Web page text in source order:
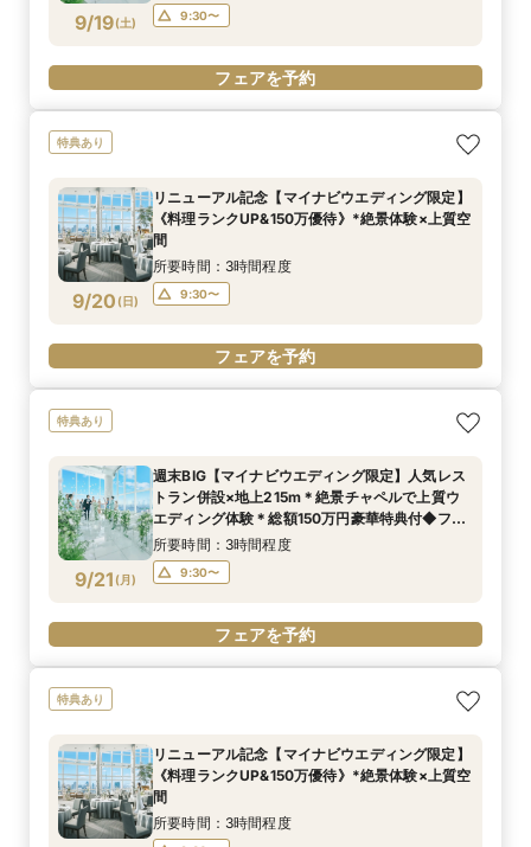
9/19(土) 9:30〜
フェアを予約
特典あり
9/20 (日)
リニューアル記念【マイナビウエディング限定】
《料理ランクUP&150万優待》*絶景体験×上質空
間
所要時間：3時間程度
9:30〜
フェアを予約
特典あり
9/21 (月)
週末BIG【マイナビウエディング限定】人気レス
トラン併設×地上215m＊絶景チャペルで上質ウ
エディング体験＊総額150万円豪華特典付◆フェ
ア
所要時間：3時間程度
9:30〜
フェアを予約
特典あり
リニューアル記念【マイナビウエディング限定】
《料理ランクUP&150万優待》*絶景体験×上質空
間
所要時間：3時間程度